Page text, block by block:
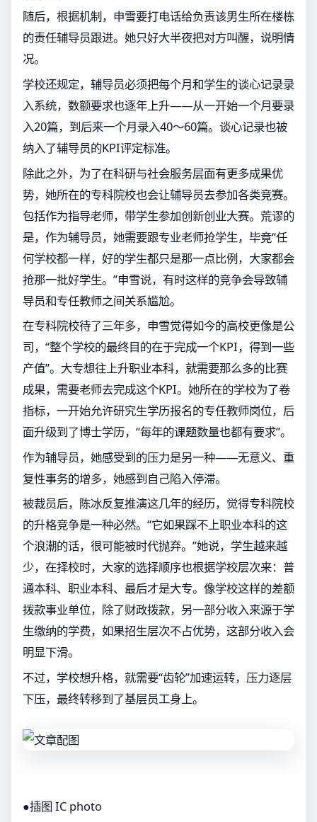
随后，根据机制，申雪要打电话给负责该男生所在楼栋
的责任辅导员跟进。她只好大半夜把对方叫醒，说明情
况。
学校还规定，辅导员必须把每个月和学生的谈心记录录
入系统，数额要求也逐年上升——从一开始一个月要录
入20篇，到后来一个月录入40～60篇。谈心记录也被
纳入了辅导员的KPI评定标准。
除此之外，为了在科研与社会服务层面有更多成果优
势，她所在的专科院校也会让辅导员去参加各类竞赛。
包括作为指导老师，带学生参加创新创业大赛。荒谬的
是，作为辅导员，她需要跟专业老师抢学生，毕竟“任
何学校都一样，好的学生都只是那一点比例，大家都会
抢那一批好学生。”申雪说，有时这样的竞争会导致辅
导员和专任教师之间关系尴尬。
在专科院校待了三年多，申雪觉得如今的高校更像是公
司，“整个学校的最终目的在于完成一个KPI，得到一些
产值”。大专想往上升职业本科，就需要那么多的比赛
成果，需要老师去完成这个KPI。她所在的学校为了卷
指标，一开始允许研究生学历报名的专任教师岗位，后
面升级到了博士学历，“每年的课题数量也都有要求”。
作为辅导员，她感受到的压力是另一种——无意义、重
复性事务的增多，她感到自己陷入停滞。
被裁员后，陈冰反复推演这几年的经历，觉得专科院校
的升格竞争是一种必然。“它如果踩不上职业本科的这
个浪潮的话，很可能被时代抛弃。”她说，学生越来越
少，在择校时，大家的选择顺序也根据学校层次来：普
通本科、职业本科、最后才是大专。像学校这样的差额
拨款事业单位，除了财政拨款，另一部分收入来源于学
生缴纳的学费，如果招生层次不占优势，这部分收入会
明显下滑。
不过，学校想升格，就需要“齿轮”加速运转，压力逐层
下压，最终转移到了基层员工身上。
●插图 IC photo